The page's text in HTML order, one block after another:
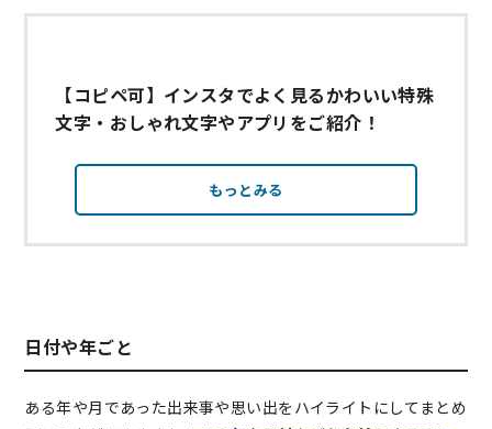
【コピペ可】インスタでよく見るかわいい特殊
文字・おしゃれ文字やアプリをご紹介！
もっとみる
日付や年ごと
ある年や月であった出来事や思い出をハイライトにしてまとめ